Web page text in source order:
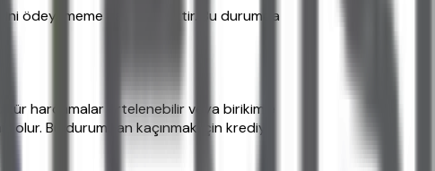
ödeyememe riski yüksektir. Bu durumda
harcamalar ertelenebilir veya birikimle
olur. Bu durumdan kaçınmak için krediyi